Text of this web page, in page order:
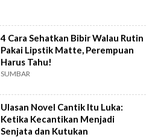
4 Cara Sehatkan Bibir Walau Rutin
Pakai Lipstik Matte, Perempuan
Harus Tahu!
SUMBAR
Ulasan Novel Cantik Itu Luka:
Ketika Kecantikan Menjadi
Senjata dan Kutukan